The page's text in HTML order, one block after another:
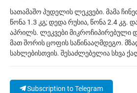
სათამაშო პუდელის ლეკვები. მამა
წონა 1.3 კგ; დედა რუსია, წონა 2.4 კგ.
აპრილს. ლეკვები მიკროჩიპირებული
მათ შორის ცოფის საწინააღმდეგო.
სახლებისთვის. შესაძლებელია სხვა
Subscription to Telegram